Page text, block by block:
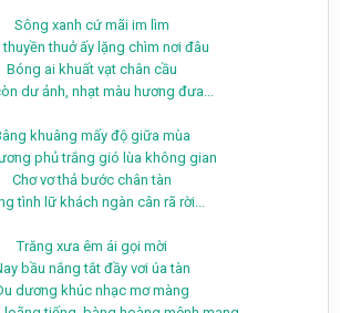
Sông xanh cứ mãi im lìm
thuyền thuở ấy lặng chìm nơi đâu
Bóng ai khuất vạt chân cầu
dư ảnh, nhạt màu hương đưa...
khuâng mấy độ giữa mùa
phủ trắng gió lùa không gian
Chơ vơ thả bước chân tàn
tình lữ khách ngàn cân rã rời...
Trăng xưa êm ái gọi mời
bầu nắng tắt đầy vơi úa tàn
dương khúc nhạc mơ màng